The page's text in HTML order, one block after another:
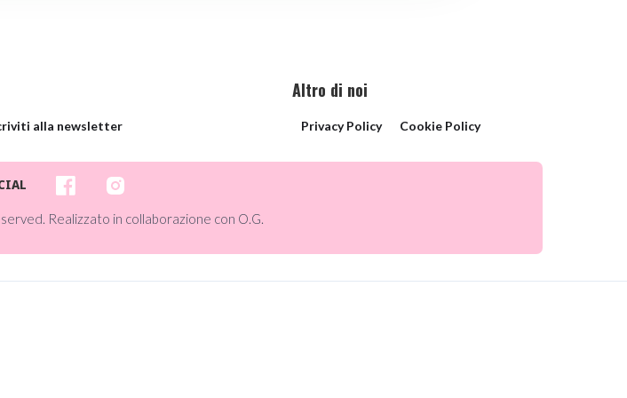
alla newsletter
Altro di noi
Privacy Policy Cookie Policy
Realizzato in collaborazione con O.G.